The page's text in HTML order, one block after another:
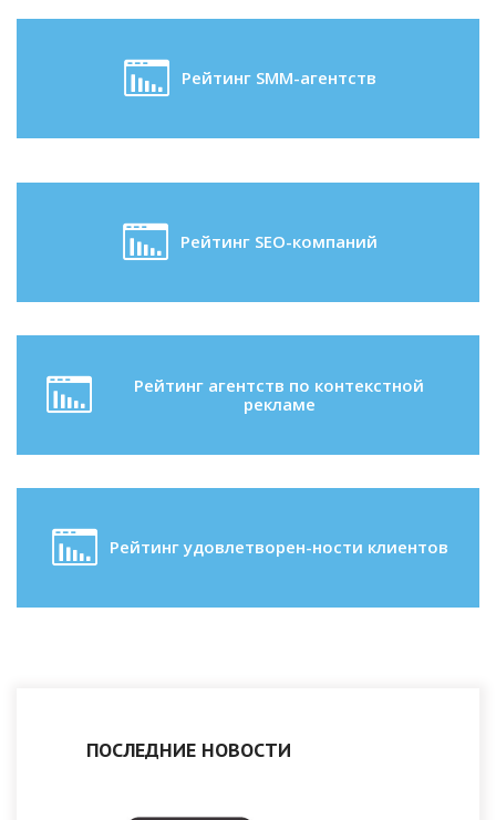
Рейтинг SMM-агентств
Рейтинг SEO-компаний
Рейтинг агентств по контекстной
рекламе
Рейтинг удовлетворен-ности клиентов
ПОСЛЕДНИЕ НОВОСТИ